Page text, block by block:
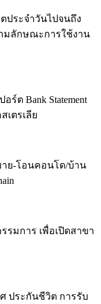
ประจำวันไปจนถึง
มลักษณะการใช้งาน
ต Bank Statement
เตรเลีย
าย-โอนคอนโด/บ้าน
รมการ เพื่อเปิดสาขา
ประกันชีวิต การรับ